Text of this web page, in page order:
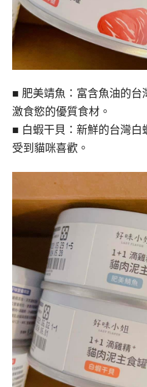
■ 肥美靖魚：富含魚油的台
激食慾的優質食材。
■ 白蝦干貝：新鮮的台灣白
受到貓咪喜歡。